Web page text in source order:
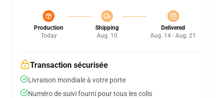
Production
Today
Shipping
Aug. 10
Delivered
Aug. 14 - Aug. 21
Transaction sécurisée
Livraison mondiale à votre porte
Numéro de suivi fourni pour tous les colis